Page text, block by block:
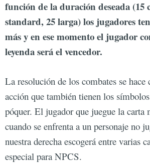
función de la duración deseada (15
standard, 25 larga) los jugadores
más y en ese momento el jugador
leyenda será el vencedor.
La resolución de los combates se hace
acción que también tienen los
póquer. El jugador que juegue la carta
cuando se enfrenta a un personaje no
nuestra derecha escogerá entre varias
especial para NPCS.